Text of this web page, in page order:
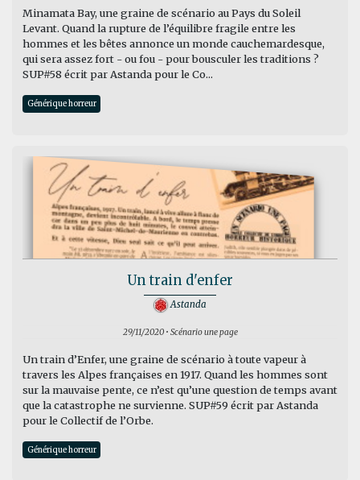
Minamata Bay, une graine de scénario au Pays du Soleil
Levant. Quand la rupture de l’équilibre fragile entre les
hommes et les bêtes annonce un monde cauchemardesque,
qui sera assez fort - ou fou - pour bousculer les traditions ?
SUP#58 écrit par Astanda pour le Co...
Générique horreur
Un train d'enfer
Astanda
29/11/2020 • Scénario une page
Un train d’Enfer, une graine de scénario à toute vapeur à
travers les Alpes françaises en 1917. Quand les hommes sont
sur la mauvaise pente, ce n’est qu’une question de temps avant
que la catastrophe ne survienne. SUP#59 écrit par Astanda
pour le Collectif de l’Orbe.
Générique horreur